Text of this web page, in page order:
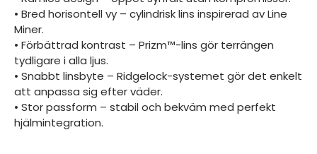
• Bred horisontell vy – cylindrisk lins inspirerad av Line
Miner.
• Förbättrad kontrast – Prizm™-lins gör terrängen
tydligare i alla ljus.
• Snabbt linsbyte – Ridgelock-systemet gör det enkelt
att anpassa sig efter väder.
• Stor passform – stabil och bekväm med perfekt
hjälmintegration.